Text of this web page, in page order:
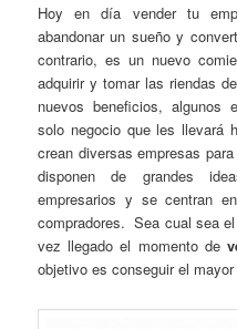
Hoy en día vender tu
abandonar un sueño y
contrario, es un nuevo
adquirir y tomar las riendas
nuevos beneficios, algunos
solo negocio que les llevará
crean diversas empresas
disponen de grandes
empresarios y se centran
compradores. Sea cual sea
vez llegado el momento de
objetivo es conseguir el